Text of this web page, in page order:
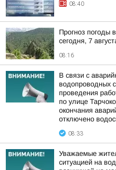
08:40
Прогноз погоды
сегодня, 7
08:16
В связи с
водопроводных
проведения
по улице
окончания
отключено
08:33
Уважаемые
ситуацией на